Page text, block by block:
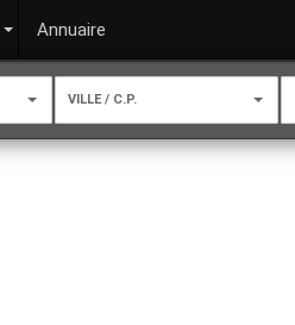
Annuaire
VILLE / C.P.